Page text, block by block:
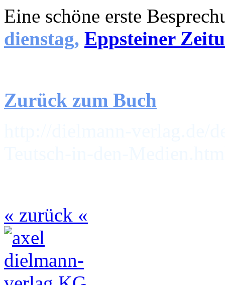
Eine schöne erste
dienstag, Eppsteiner
Zurück zum Buch
« zurück «